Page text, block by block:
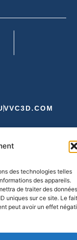
des technologies telles
des appareils.
de traiter des données
uniques sur ce site. Le fait
peut avoir un effet
VVC3D.COM
et Livraison